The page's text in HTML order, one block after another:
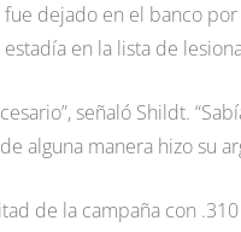
dejado en el banco
en la lista de
señaló Shildt.
alguna manera hizo su
de la campaña con